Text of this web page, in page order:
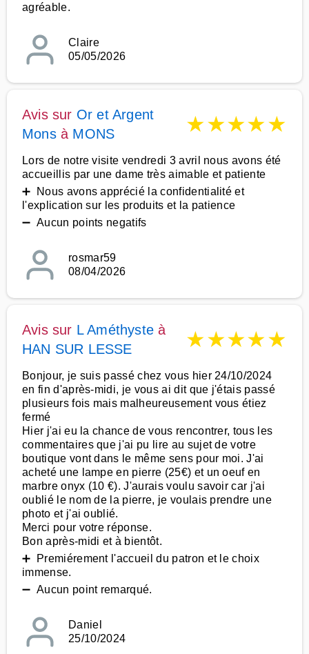
agréable.
Claire
05/05/2026
Avis sur Or et Argent
Monsà MONS ★★★★★
Lors de notre visite vendredi 3 avril nous avons été
accueillis par une dame très aimable et patiente
➕ Nous avons apprécié la confidentialité et
l'explication sur les produits et la patience
➖ Aucun points negatifs
rosmar59
08/04/2026
Avis sur L Améthyste à
HAN SUR LESSE
★★★★★
Bonjour, je suis passé chez vous hier 24/10/2024
en fin d'après-midi, je vous ai dit que j'étais passé
plusieurs fois mais malheureusement vous étiez
fermé
Hier j'ai eu la chance de vous rencontrer, tous les
commentaires que j'ai pu lire au sujet de votre
boutique vont dans le même sens pour moi. J'ai
acheté une lampe en pierre (25€) et un oeuf en
marbre onyx (10 €). J'aurais voulu savoir car j'ai
oublié le nom de la pierre, je voulais prendre une
photo et j'ai oublié.
Merci pour votre réponse.
Bon après-midi et à bientôt.
➕ Premiérement l'accueil du patron et le choix
immense.
➖ Aucun point remarqué.
Daniel
25/10/2024